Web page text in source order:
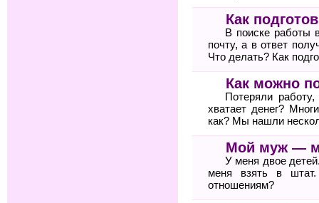
Как
В поиске работы
почту, а в ответ
Что делать? Как
Как можно
Потеряли
хватает денег?
как? Мы нашли
Мой муж —
У меня двое
меня взять в
отношениям?